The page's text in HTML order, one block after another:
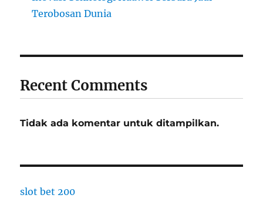
Terobosan Dunia
Recent Comments
Tidak ada komentar untuk ditampilkan.
slot bet 200